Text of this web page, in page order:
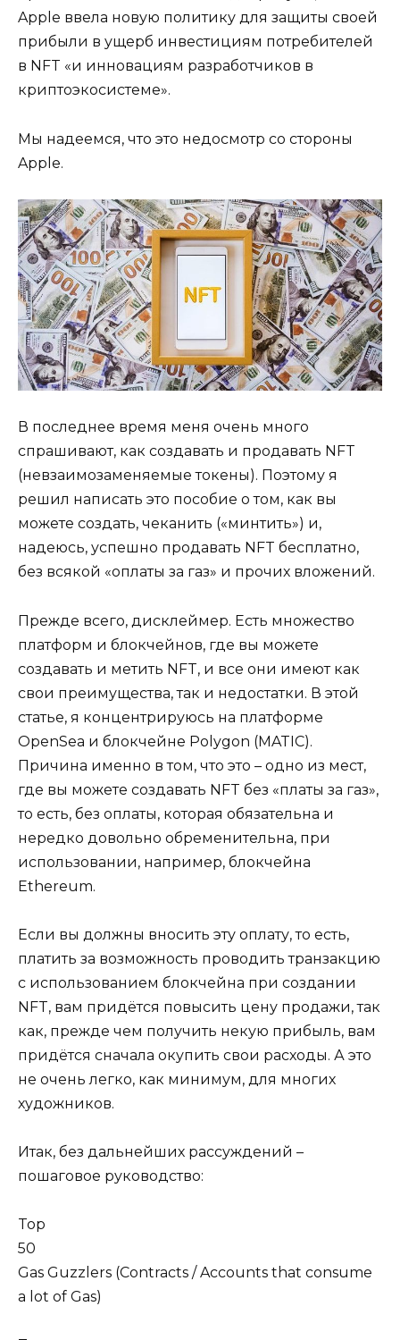
Apple ввела новую политику для защиты своей
прибыли в ущерб инвестициям потребителей
в NFT «и инновациям разработчиков в
криптоэкосистеме».
Мы надеемся, что это недосмотр со стороны
Apple.
В последнее время меня очень много
спрашивают, как создавать и продавать NFT
(невзаимозаменяемые токены). Поэтому я
решил написать это пособие о том, как вы
можете создать, чеканить («минтить») и,
надеюсь, успешно продавать NFT бесплатно,
без всякой «оплаты за газ» и прочих вложений.
Прежде всего, дисклеймер. Есть множество
платформ и блокчейнов, где вы можете
создавать и метить NFT, и все они имеют как
свои преимущества, так и недостатки. В этой
статье, я концентрируюсь на платформе
OpenSea и блокчейне Polygon (MATIC).
Причина именно в том, что это – одно из мест,
где вы можете создавать NFT без «платы за газ»,
то есть, без оплаты, которая обязательна и
нередко довольно обременительна, при
использовании, например, блокчейна
Ethereum.
Если вы должны вносить эту оплату, то есть,
платить за возможность проводить транзакцию
с использованием блокчейна при создании
NFT, вам придётся повысить цену продажи, так
как, прежде чем получить некую прибыль, вам
придётся сначала окупить свои расходы. А это
не очень легко, как минимум, для многих
художников.
Итак, без дальнейших рассуждений –
пошаговое руководство:
Top
50
Gas Guzzlers (Contracts / Accounts that consume
a lot of Gas)